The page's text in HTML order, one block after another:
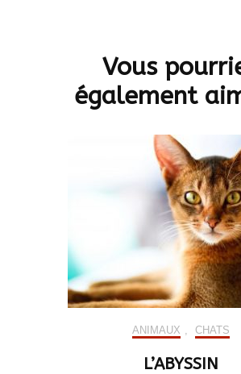
Vous
également
ANIMAUX CHATS
L’ABYSSIN